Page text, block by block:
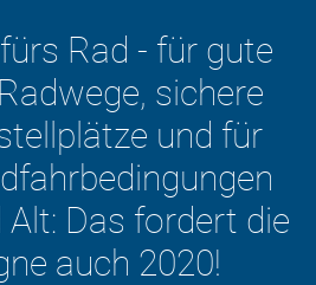
gute
für
die